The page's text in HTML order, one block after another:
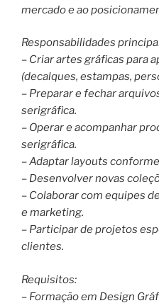
mercado e ao
Responsabilidades
– Criar artes gráficas para
(decalques, estampas,
– Preparar e fechar
serigráfica.
– Operar e acompanhar
serigráfica.
– Adaptar layouts
– Desenvolver novas
– Colaborar com equipes
e marketing.
– Participar de projetos
clientes.
Requisitos:
– Formação em Design